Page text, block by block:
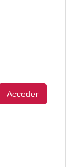
Acceder